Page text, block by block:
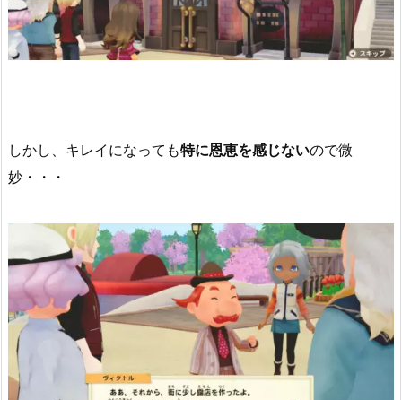
しかし、キレイになっても特に恩恵を感じないので微
妙・・・